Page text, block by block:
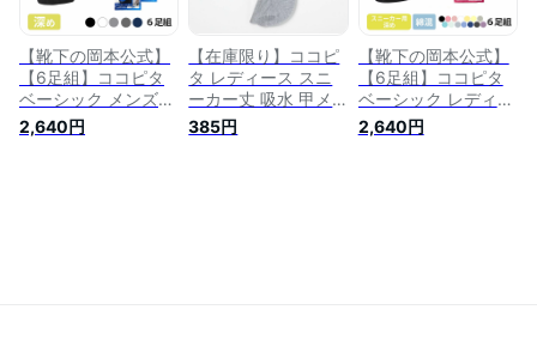
【靴下の岡本公式】
【6足組】ココピタ
ベーシック メンズ
深め 綿混 丸編み 無
地 | フットカバー カ
2,640円
【在庫限り】ココピ
タ レディース スニ
ーカー丈 吸水 甲メ
ッシュ ネコ | 23-
25cm フットカバー
385円
【靴下の岡本公式】
【6足組】ココピタ
ベーシック レディー
ス スニーカー用深め
綿混 丸編み 無地 | フ
2,640円